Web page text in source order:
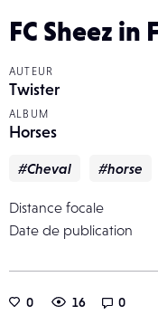
FC Sheez in
AUTEUR
Twister
ALBUM
Horses
#Cheval #horse
Distance focale
Date de publication
0 16 0